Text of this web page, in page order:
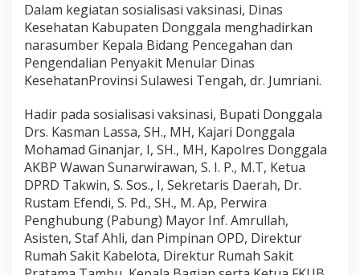
Dalam kegiatan sosialisasi vaksinasi, Dinas
Kesehatan Kabupaten Donggala menghadirkan
narasumber Kepala Bidang Pencegahan dan
Pengendalian Penyakit Menular Dinas
KesehatanProvinsi Sulawesi Tengah, dr. Jumriani.
Hadir pada sosialisasi vaksinasi, Bupati Donggala
Drs. Kasman Lassa, SH., MH, Kajari Donggala
Mohamad Ginanjar, I, SH., MH, Kapolres Donggala
AKBP Wawan Sunarwirawan, S. I. P., M.T, Ketua
DPRD Takwin, S. Sos., I, Sekretaris Daerah, Dr.
Rustam Efendi, S. Pd., SH., M. Ap, Perwira
Penghubung (Pabung) Mayor Inf. Amrullah,
Asisten, Staf Ahli, dan Pimpinan OPD, Direktur
Rumah Sakit Kabelota, Direktur Rumah Sakit